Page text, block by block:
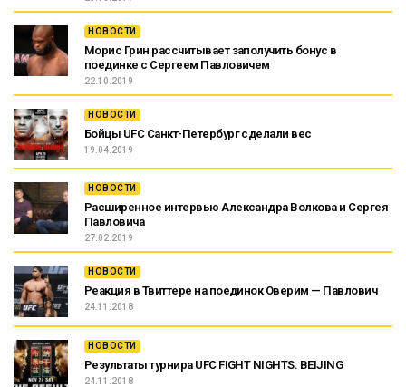
НОВОСТИ
Морис Грин рассчитывает заполучить бонус в
поединке с Сергеем Павловичем
22.10.2019
НОВОСТИ
Бойцы UFC Санкт-Петербург сделали вес
19.04.2019
НОВОСТИ
Расширенное интервью Александра Волкова и Сергея
Павловича
27.02.2019
НОВОСТИ
Реакция в Твиттере на поединок Оверим — Павлович
24.11.2018
НОВОСТИ
Результаты турнира UFC FIGHT NIGHTS: BEIJING
24.11.2018